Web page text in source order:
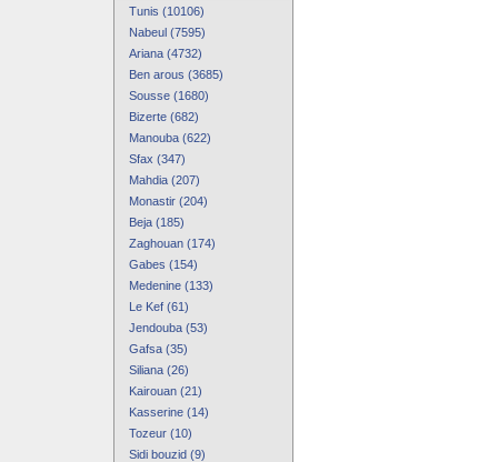
Tunis (10106)
Nabeul (7595)
Ariana (4732)
Ben arous (3685)
Sousse (1680)
Bizerte (682)
Manouba (622)
Sfax (347)
Mahdia (207)
Monastir (204)
Beja (185)
Zaghouan (174)
Gabes (154)
Medenine (133)
Le Kef (61)
Jendouba (53)
Gafsa (35)
Siliana (26)
Kairouan (21)
Kasserine (14)
Tozeur (10)
Sidi bouzid (9)